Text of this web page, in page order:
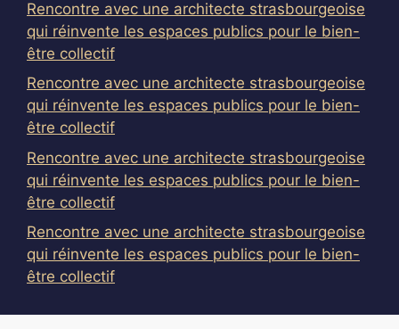
Rencontre avec une architecte strasbourgeoise
qui réinvente les espaces publics pour le bien-
être collectif
Rencontre avec une architecte strasbourgeoise
qui réinvente les espaces publics pour le bien-
être collectif
Rencontre avec une architecte strasbourgeoise
qui réinvente les espaces publics pour le bien-
être collectif
Rencontre avec une architecte strasbourgeoise
qui réinvente les espaces publics pour le bien-
être collectif